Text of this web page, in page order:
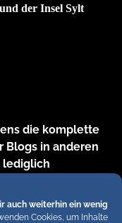
auch weiterhin ein wenig
Cookies, um Inhalte
der Insel Sylt
die komplette
Blogs in anderen
lediglich
Wir
Schritte